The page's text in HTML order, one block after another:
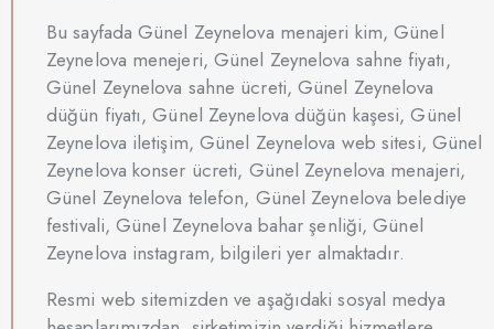
Bu sayfada Günel Zeynelova menajeri kim, Günel
Zeynelova menejeri, Günel Zeynelova sahne fiyatı,
Günel Zeynelova sahne ücreti, Günel Zeynelova
düğün fiyatı, Günel Zeynelova düğün kaşesi, Günel
Zeynelova iletişim, Günel Zeynelova web sitesi, Günel
Zeynelova konser ücreti, Günel Zeynelova menajeri,
Günel Zeynelova telefon, Günel Zeynelova belediye
festivali, Günel Zeynelova bahar şenliği, Günel
Zeynelova instagram, bilgileri yer almaktadır.
Resmi web sitemizden ve aşağıdaki sosyal medya